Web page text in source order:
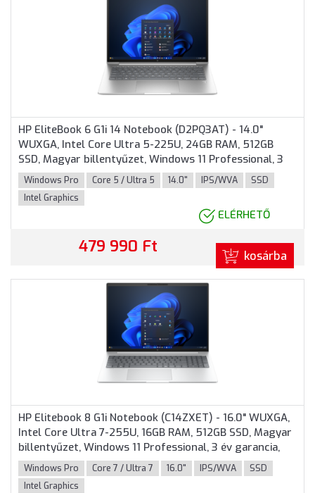
HP EliteBook 6 G1i 14 Notebook (D2PQ3AT) - 14.0"
WUXGA, Intel Core Ultra 5-225U, 24GB RAM, 512GB
SSD, Magyar billentyűzet, Windows 11 Professional, 3
év garancia, Ezüst színben
Windows Pro Core 5 / Ultra 5 14.0" IPS/WVA
SSD
Intel Graphics
ELÉRHETŐ
479 990 Ft kosárba
HP Elitebook 8 G1i Notebook (C14ZXET) - 16.0" WUXGA,
Intel Core Ultra 7-255U, 16GB RAM, 512GB SSD, Magyar
billentyűzet, Windows 11 Professional, 3 év garancia,
Ezüst színben
Windows Pro Core 7 / Ultra 7 16.0" IPS/WVA
SSD
Intel Graphics